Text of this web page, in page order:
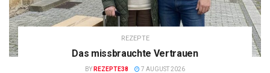
REZEPTE
Das missbrauchte Vertrauen
BY REZEPTE38 7 AUGUST 2026